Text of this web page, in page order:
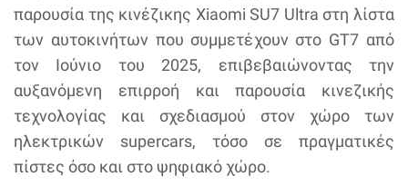
παρουσία της κινέζικης Xiaomi SU7 Ultra στη λίστα
των αυτοκινήτων που συμμετέχουν στο GT7 από
τον Ιούνιο του 2025, επιβεβαιώνοντας την
αυξανόμενη επιρροή και παρουσία κινεζικής
τεχνολογίας και σχεδιασμού στον χώρο των
ηλεκτρικών supercars, τόσο σε πραγματικές
πίστες όσο και στο ψηφιακό χώρο.